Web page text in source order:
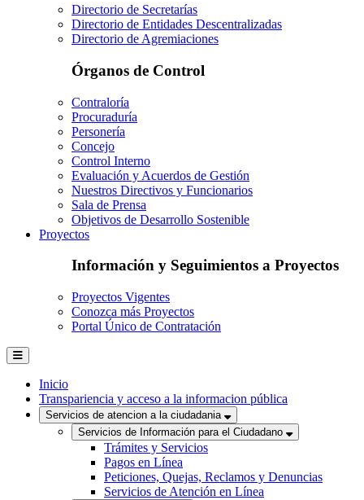
Directorio de Secretarías
Directorio de Entidades Descentralizadas
Directorio de Agremiaciones
Órganos de Control
Contraloría
Procuraduría
Personería
Concejo
Control Interno
Evaluación y Acuerdos de Gestión
Nuestros Directivos y Funcionarios
Sala de Prensa
Objetivos de Desarrollo Sostenible
Proyectos
Información y Seguimientos a Proyectos
Proyectos Vigentes
Conozca más Proyectos
Portal Único de Contratación
Inicio
Transpariencia y acceso a la informacion pública
Servicios de atencion a la ciudadania
Servicios de Información para el Ciudadano
Trámites y Servicios
Pagos en Línea
Peticiones, Quejas, Reclamos y Denuncias
Servicios de Atención en Línea